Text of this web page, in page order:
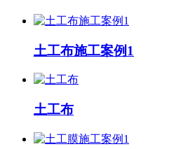
土工布施工案例1
土工布